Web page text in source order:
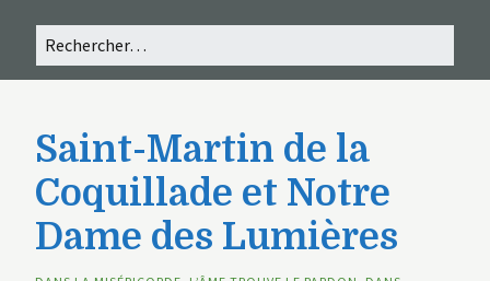
Saint-Martin de la
Coquillade et Notre
Dame des Lumières